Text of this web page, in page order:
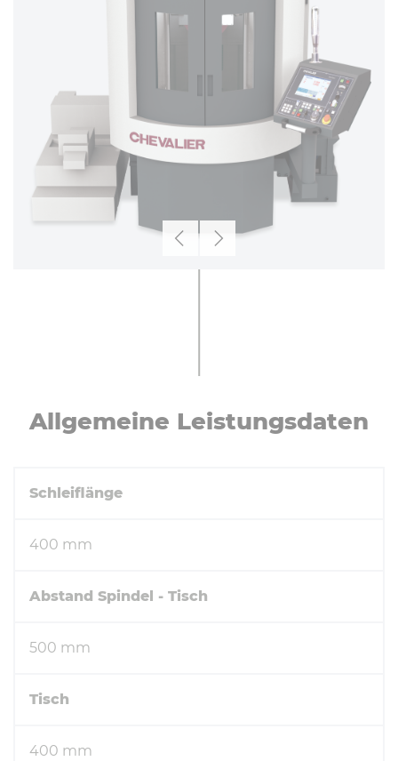
ZurückWeiter
All­ge­mei­ne Leis­tungs­da­ten
Schleiflänge
400 mm
Abstand Spindel - Tisch
500 mm
Tisch
400 mm